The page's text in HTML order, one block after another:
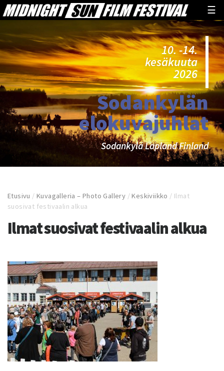
☰
10. -14.
kesäkuuta
2026
Sodankylän
elokuvajuhlat
Sodankylä Lapland Finland
Etusivu /Kuvagalleria – Photo Gallery /Keskiviikko / Ilmat
suosivat festivaalin alkua
Ilmat suosivat festivaalin alkua